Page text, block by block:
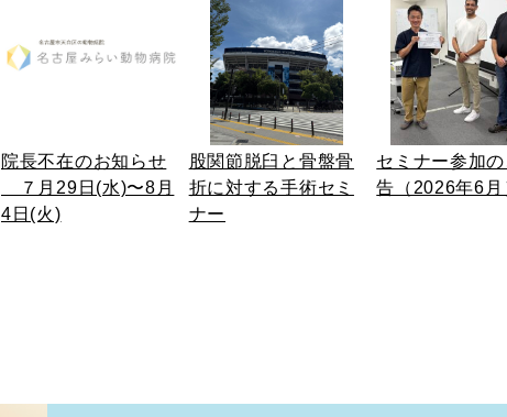
院長不在のお知らせ
７月29日(水)〜8月
4日(火)
股関節脱臼と骨盤骨
折に対する手術セミ
ナー
セミナー参加の
告（2026年6月